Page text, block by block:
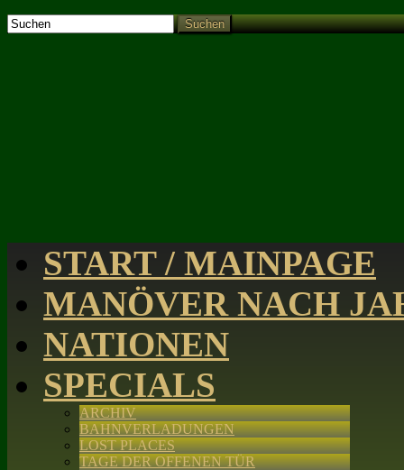
Suchen
START / MAINPAGE
MANÖVER NACH
NATIONEN
SPECIALS
ARCHIV
BAHNVERLADUNGEN
LOST PLACES
TAGE DER OFFENEN TÜR